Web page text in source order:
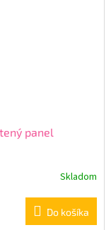
panel
Skladom
Do košíka